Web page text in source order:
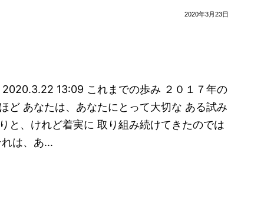
2020年3月23日
13:09 これまでの歩み ２０１７年の
ど あなたは、あなたにとって大切な ある試み
と、けれど着実に 取り組み続けてきたのでは
は、あ